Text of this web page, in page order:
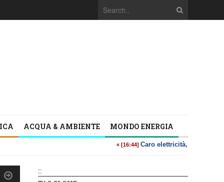
ACQUA & AMBIENTE MONDO ENERGIA
::